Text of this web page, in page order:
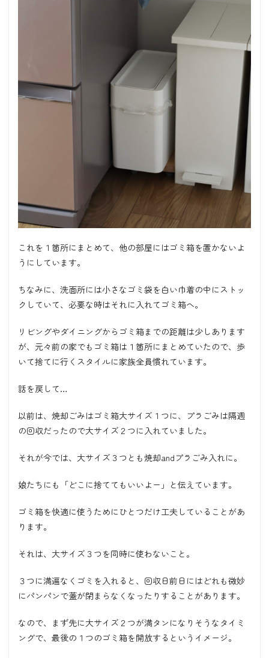
これを１箇所にまとめて、他の部屋にはゴミ箱を置かないよ
うにしています。
ちなみに、洗面所には小さなゴミ袋を白い巾着の中にストッ
クしていて、必要な時はそれに入れてゴミ箱へ。
リビングやダイニングからゴミ箱までの距離は少しあります
が、元々前の家でもゴミ箱は１箇所にまとめていたので、歩
いて捨てに行くスタイルに家族全員慣れています。
話を戻して…
以前は、焼却ごみはゴミ箱大サイズ１つに、プラごみは隔週
の回収だったので大サイズ２つに入れていました。
それが今では、大サイズ３つとも焼却andプラごみ入れに。
娘たちにも「どこに捨ててもいいよー」と伝えています。
ゴミ箱を快適に使うためにひとつだけ工夫していることがあ
ります。
それは、大サイズ３つを同時に使わないこと。
３つに満遍なくゴミを入れると、回収日前日にはどれも微妙
にパンパンで蓋が閉まらなくなったりすることがあります。
なので、まず先に大サイズ２つが満タンになりそうなタイミ
ングで、最後の１つのゴミ箱を開放するというイメージ。